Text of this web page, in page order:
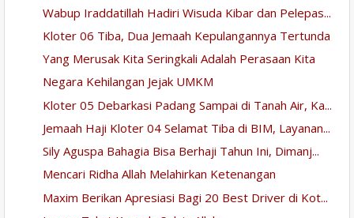
Wabup Iraddatillah Hadiri Wisuda Kibar dan Pelepas...
Kloter 06 Tiba, Dua Jemaah Kepulangannya Tertunda
Yang Merusak Kita Seringkali Adalah Perasaan Kita
Negara Kehilangan Jejak UMKM
Kloter 05 Debarkasi Padang Sampai di Tanah Air, Ka...
Jemaah Haji Kloter 04 Selamat Tiba di BIM, Layanan...
Sily Aguspa Bahagia Bisa Berhaji Tahun Ini, Dimanj...
Mencari Ridha Allah Melahirkan Ketenangan
Maxim Berikan Apresiasi Bagi 20 Best Driver di Kot...